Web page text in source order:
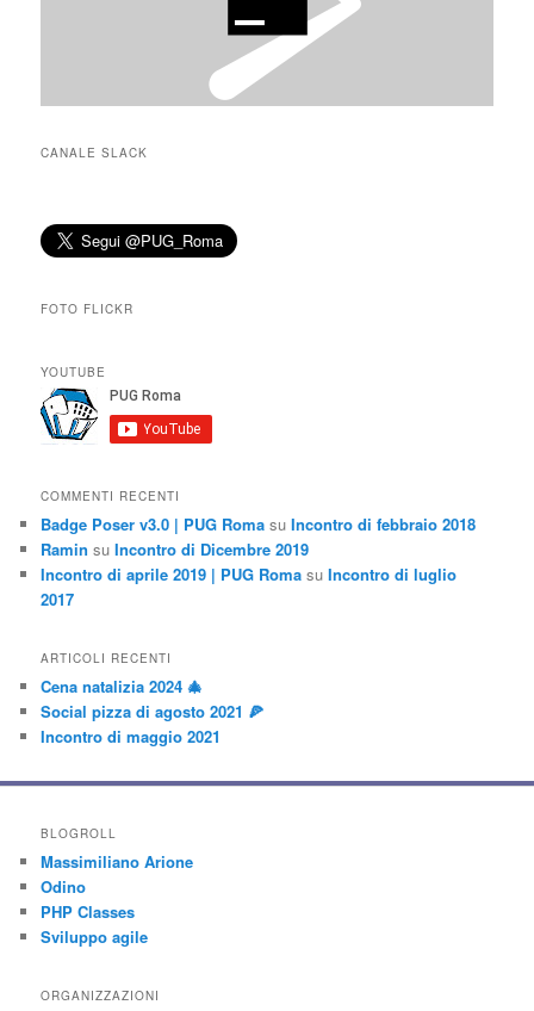
CANALE SLACK
FOTO FLICKR
YOUTUBE
COMMENTI RECENTI
Badge Poser v3.0 | PUG Roma suIncontro di febbraio 2018
Ramin suIncontro di Dicembre 2019
Incontro di aprile 2019 | PUG Roma suIncontro di luglio
2017
ARTICOLI RECENTI
Cena natalizia 2024 🎄
Social pizza di agosto 2021 🍕
Incontro di maggio 2021
BLOGROLL
Massimiliano Arione
Odino
PHP Classes
Sviluppo agile
ORGANIZZAZIONI